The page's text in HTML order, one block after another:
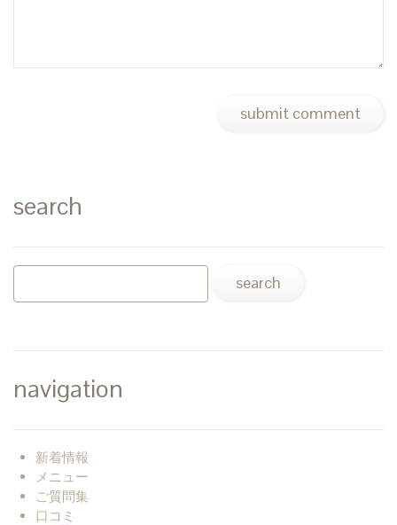
search
navigation
新着情報
メニュー
ご質問集
口コミ